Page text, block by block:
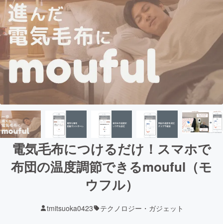
電気毛布につけるだけ！スマホで
布団の温度調節できるmouful（モ
ウフル）
tmitsuoka0423 テクノロジー・ガジェット